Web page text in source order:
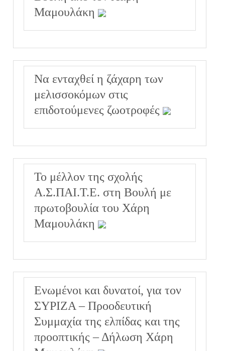
Μαμουλάκη
Να ενταχθεί η ζάχαρη των
μελισσοκόμων στις
επιδοτούμενες ζωοτροφές
Το μέλλον της σχολής
Α.Σ.ΠΑΙ.Τ.Ε. στη Βουλή με
πρωτοβουλία του Χάρη
Μαμουλάκη
Ενωμένοι και δυνατοί, για τον
ΣΥΡΙΖΑ – Προοδευτική
Συμμαχία της ελπίδας και της
προοπτικής – Δήλωση Χάρη